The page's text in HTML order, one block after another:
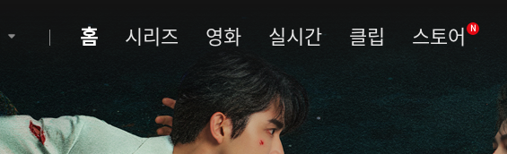
홈 시리즈 영화 실시간 클립 스토어 N